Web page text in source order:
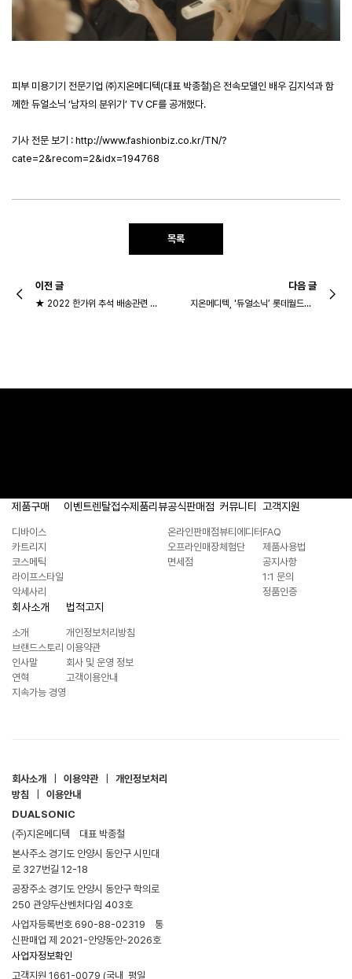
피부 미용기기 전문기업 ㈜지온메디텍(대표 박종철)은 전속모델인 배우 김지석과 함
께한 듀얼소닉 ‘남자의 분위기’ TV CF를 공개했다.
기사 전문 보기 : http://www.fashionbiz.co.kr/TN/?
cate=2&recom=2&idx=194768
이전 글
★ 2022 한가위 추석 배송관련 공지사항 ★
목록
다음 글
지온메디텍, '듀얼소닉’ 롯데월드몰 잠실점 오픈…배우 유진 팬사인회 개최
제품구매
디바이스
카트리지
코스메틱
라이프스타일
악세사리
이벤트렌탈접수제품리뷰공식판매점
온라인판매점
오프라인매장
면세점
커뮤니티
뷰티에디터
체험단
고객지원
FAQ
제품사용법
공지사항
1:1 문의
정품인증
회사소개
소개
브랜드스토리
인사말
연혁
지속가능 경영
법적고지
개인정보처리방침
이용약관
회사 및 운영 정보
고객이용안내
회사소개 이용약관
개인정보처리
방침
이용안내
DUALSONIC
(주)지온메디텍
대표 박종철
본사주소 경기도 안양시 동안구 시민대
로 327번길 12-18
공장주소 경기도 안양시 동안구 학의로
250 관양두산벤처다임 403호
사업자등록번호 690-88-02319
통
신판매업 제 2021-안양동안-2026호
사업자정보확인
고객지원 1661-0079 (국내, 평일